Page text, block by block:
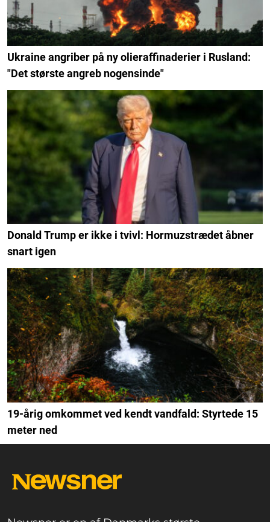
Ukraine angriber på ny olieraffinaderier i Rusland:
"Det største angreb nogensinde"
Donald Trump er ikke i tvivl: Hormuzstrædet åbner
snart igen
19-årig omkommet ved kendt vandfald: Styrtede 15
meter ned